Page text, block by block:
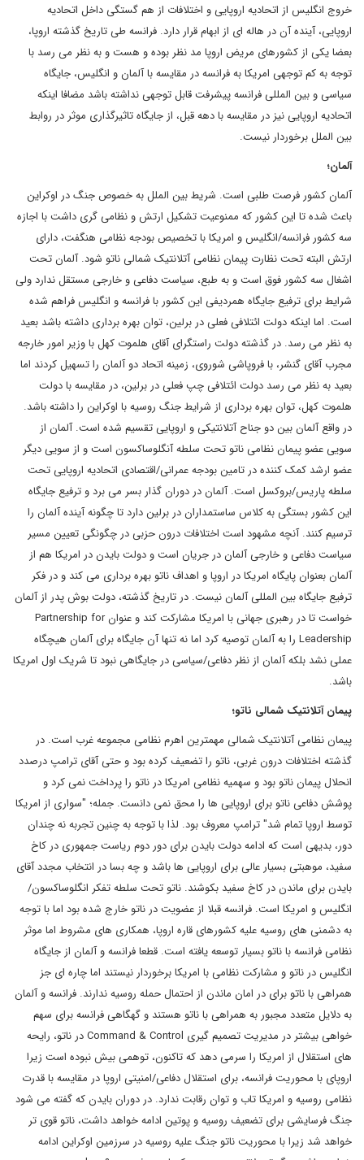
خروج انگلیس از اتحادیه اروپایی و اختلافات از هم گستگی داخل اتحادیه
اروپایی، آینده آن در هاله ای از ابهام قرار دارد. فرانسه طی تاریخ گذشته اروپا،
بعضا یکی از کشورهای مریض اروپا مد نظر بوده و هست و به نظر می رسد با
توجه به کم توجهی امریکا به فرانسه در مقایسه با آلمان و انگلیس، جایگاه
سیاسی و بین المللی فرانسه پیشرفت قابل توجهی نداشته باشد مضافا اینکه
اتحادیه اروپایی نیز در مقایسه با دهه قبل، از جایگاه تاثیرگذاری موثر در روابط
بین الملل برخوردار نیست.
آلمان؛
آلمان کشور فرصت طلبی است. شریط بین الملل به خصوص جنگ در اوکراین
باعث شده تا این کشور که ممنوعیت تشکیل ارتش و نظامی گری داشت با اجازه
سه کشور فرانسه/انگلیس و امریکا با تخصیص بودجه نظامی هنگفت، دارای
ارتش البته تحت نظارت پیمان نظامی آتلانتیک شمالی ناتو شود. آلمان تحت
اشغال سه کشور فوق است و به طبع، سیاست دفاعی و خارجی مستقل ندارد ولی
شرایط برای ترفیع جایگاه همردیفی این کشور با فرانسه و انگلیس فراهم شده
است. اما اینکه دولت ائتلافی فعلی در برلین، توان بهره برداری داشته باشد بعید
به نظر می رسد. در گذشته دولت راستگرای آقای هلموت کهل با وزیر امور خارجه
مجرب آقای گنشر، با فروپاشی شوروی، زمینه اتحاد دو آلمان را تسهیل کردند اما
بعید به نظر می رسد دولت ائتلافی چپ فعلی در برلین، در مقایسه با دولت
هلموت کهل، توان بهره برداری از شرایط جنگ روسیه با اوکراین را داشته باشد.
در واقع آلمان بین دو جناح آتلانتیکی و اروپایی تقسیم شده است. آلمان از
سویی عضو پیمان نظامی ناتو تحت سلطه آنگلوساکسون است و از سویی دیگر
عضو ارشد کمک کننده در تامین بودجه عمرانی/اقتصادی اتحادیه اروپایی تحت
سلطه پاریس/بروکسل است. آلمان در دوران گذار بسر می برد و ترفیع جایگاه
این کشور بستگی به کلاس ساستمداران در برلین دارد تا چگونه آینده آلمان را
ترسیم کنند. آنچه مشهود است اختلافات درون حزبی در چگونگی تعیین مسیر
سیاست دفاعی و خارجی آلمان در جریان است و دولت بایدن در امریکا هم از
آلمان بعنوان پایگاه امریکا در اروپا و اهداف ناتو بهره برداری می کند و در فکر
ترفیع جایگاه بین المللی آلمان نیست. در تاریخ گذشته، دولت بوش پدر از آلمان
خواست تا در رهبری جهانی با امریکا مشارکت کند و عنوان Partnership for
Leadership را به آلمان توصیه کرد اما نه تنها آن جایگاه برای آلمان هیچگاه
عملی نشد بلکه آلمان از نظر دفاعی/سیاسی در جایگاهی نبود تا شریک اول امریکا
باشد.
پیمان آتلانتیک شمالی ناتو؛
پیمان نظامی آتلانتیک شمالی مهمترین اهرم نظامی مجموعه غرب است. در
گذشته اختلافات درون غربی، ناتو را تضعیف کرده بود و حتی آقای ترامپ درصدد
انحلال پیمان ناتو بود و سهمیه نظامی امریکا در ناتو را پرداخت نمی کرد و
پوشش دفاعی ناتو برای اروپایی ها را محق نمی دانست. جمله؛ "سواری از امریکا
توسط اروپا تمام شد" ترامپ معروف بود. لذا با توجه به چنین تجربه نه چندان
دور، بدیهی است که ادامه دولت بایدن برای دور دوم ریاست جمهوری در کاخ
سفید، موهبتی بسیار عالی برای اروپایی ها باشد و چه بسا در انتخاب مجدد آقای
بایدن برای ماندن در کاخ سفید بکوشند. ناتو تحت سلطه تفکر انگلوساکسون/
انگلیس و امریکا است. فرانسه قبلا از عضویت در ناتو خارج شده بود اما با توجه
به دشمنی های روسیه علیه کشورهای قاره اروپا، همکاری های مشروط اما موثر
نظامی فرانسه با ناتو بسیار توسعه یافته است. قطعا فرانسه و آلمان از جایگاه
انگلیس در ناتو و مشارکت نظامی با امریکا برخوردار نیستند اما چاره ای جز
همراهی با ناتو برای در امان ماندن از احتمال حمله روسیه ندارند. فرانسه و آلمان
به دلایل متعدد مجبور به همراهی با ناتو هستند و گهگاهی فرانسه برای سهم
خواهی بیشتر در مدیریت تصمیم گیری Command & Control در ناتو، رایحه
های استقلال از امریکا را سرمی دهد که تاکنون، توهمی بیش نبوده است زیرا
اروپای با محوریت فرانسه، برای استقلال دفاعی/امنیتی اروپا در مقایسه با قدرت
نظامی روسیه و امریکا تاب و توان رقابت ندارد. در دوران بایدن که گفته می شود
جنگ فرسایشی برای تضعیف روسیه و پوتین ادامه خواهد داشت، ناتو قوی تر
خواهد شد زیرا با محوریت ناتو جنگ علیه روسیه در سرزمین اوکراین ادامه